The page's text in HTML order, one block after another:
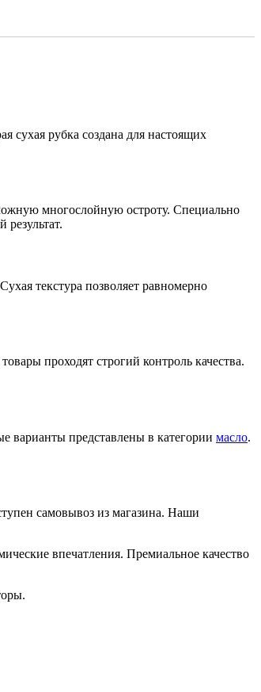
сухая рубка создана для настоящих
многослойную остроту. Специально
текстура позволяет равномерно
проходят строгий контроль качества.
варианты представлены в категории масло.
самовывоз из магазина. Наши
впечатления. Премиальное качество